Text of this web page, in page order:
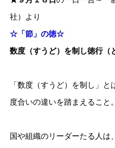
社）より
☆「節」の徳☆
数度（すうど）を制し徳行（
（水
「数度（すうど）を制し」と
度合いの違いを踏まえること。
国や組織のリーダーたる人は